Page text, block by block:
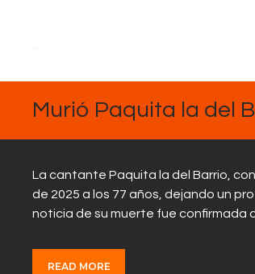
Murió Paquita la del
La cantante Paquita la del Barrio,
de 2025 a los 77 años, dejando un
noticia de su muerte fue confirmada
READ MORE